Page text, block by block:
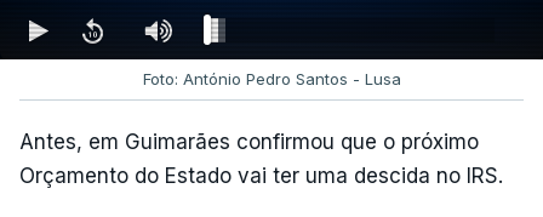
Foto: António Pedro Santos - Lusa
Antes, em Guimarães confirmou que o próximo
Orçamento do Estado vai ter uma descida no IRS.